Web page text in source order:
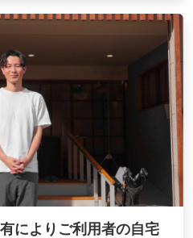
によりご利用者の自宅